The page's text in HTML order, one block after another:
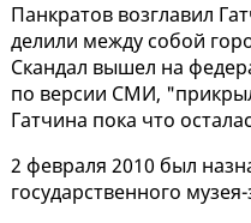
Панкратов возглавил
делили между собой
Скандал вышел на
по версии СМИ,
Гатчина пока что
2 февраля 2010 был
государственного